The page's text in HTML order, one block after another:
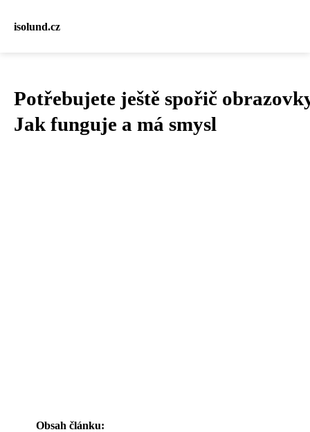
isolund.cz
Potřebujete ještě spořič
Jak funguje a má smysl
Obsah článku: